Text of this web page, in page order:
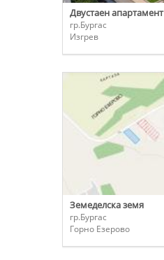
Двустаен апартамент
гр.Бургас
Изгрев
Земеделска земя
гр.Бургас
Горно Езерово